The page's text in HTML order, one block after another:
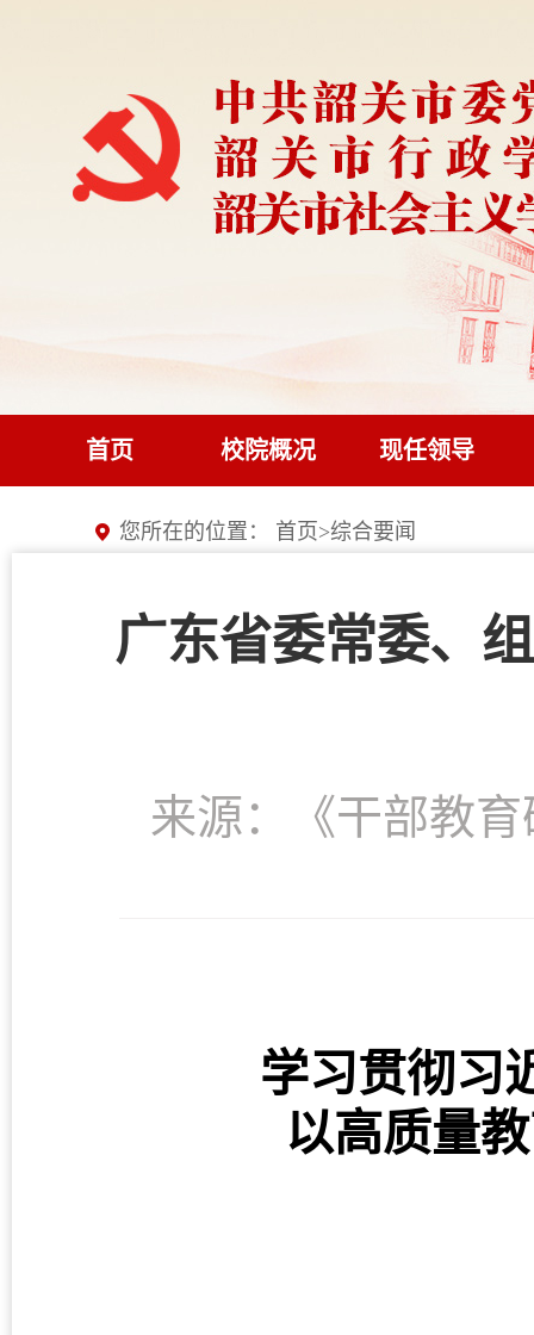
首页 校院概况 现任领导
您所在的位置： 首页>综合要闻
广东省委常委、
来源：《干部教
学习贯彻习
以高质量